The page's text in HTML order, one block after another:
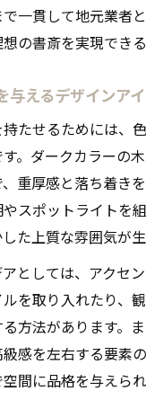
一貫して地元業者
の書斎を実現できる
与えるデザインア
たせるためには、
。ダークカラーの
重厚感と落ち着き
スポットライトを
た上質な雰囲気が生
としては、アクセ
を取り入れたり、
方法があります。
感を左右する要素
間に品格を与えられ